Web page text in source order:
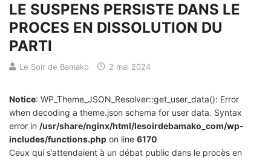
LE SUSPENS PERSISTE DANS LE
PROCES EN DISSOLUTION DU
PARTI
Le Soir de Bamako 2 mai 2024
Notice: WP_Theme_JSON_Resolver::get_user_data(): Error
when decoding a theme.json schema for user data. Syntax
error in /usr/share/nginx/html/lesoirdebamako_com/wp-
includes/functions.php on line 6170
Ceux qui s’attendaient à un débat public dans le procès en